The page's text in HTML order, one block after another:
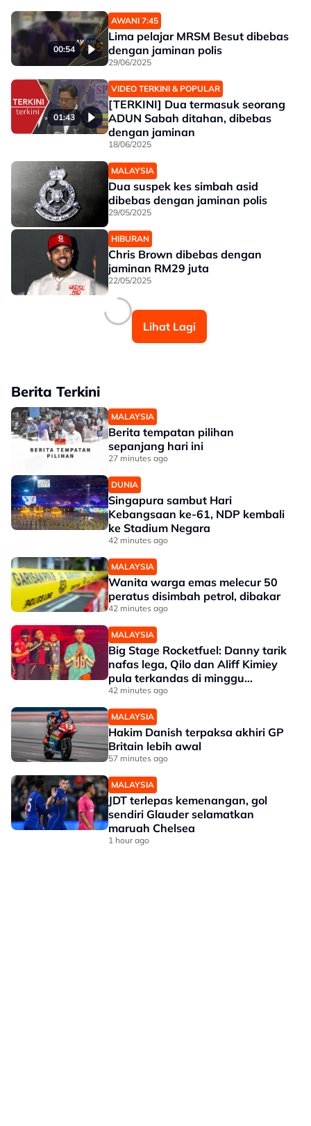
00:54
AWANI 7:45
Lima pelajar MRSM Besut dibebas
dengan jaminan polis
29/06/2025
01:43
VIDEO TERKINI & POPULAR
[TERKINI] Dua termasuk seorang
ADUN Sabah ditahan, dibebas
dengan jaminan
18/06/2025
MALAYSIA
Dua suspek kes simbah asid
dibebas dengan jaminan polis
29/05/2025
HIBURAN
Chris Brown dibebas dengan
jaminan RM29 juta
22/05/2025
Lihat Lagi
Berita Terkini
MALAYSIA
Berita tempatan pilihan
sepanjang hari ini
27 minutes ago
DUNIA
Singapura sambut Hari
Kebangsaan ke-61, NDP kembali
ke Stadium Negara
42 minutes ago
MALAYSIA
Wanita warga emas melecur 50
peratus disimbah petrol, dibakar
42 minutes ago
MALAYSIA
Big Stage Rocketfuel: Danny tarik
nafas lega, Qilo dan Aliff Kimiey
pula terkandas di minggu
separuh akhir
42 minutes ago
MALAYSIA
Hakim Danish terpaksa akhiri GP
Britain lebih awal
57 minutes ago
MALAYSIA
JDT terlepas kemenangan, gol
sendiri Glauder selamatkan
maruah Chelsea
1 hour ago